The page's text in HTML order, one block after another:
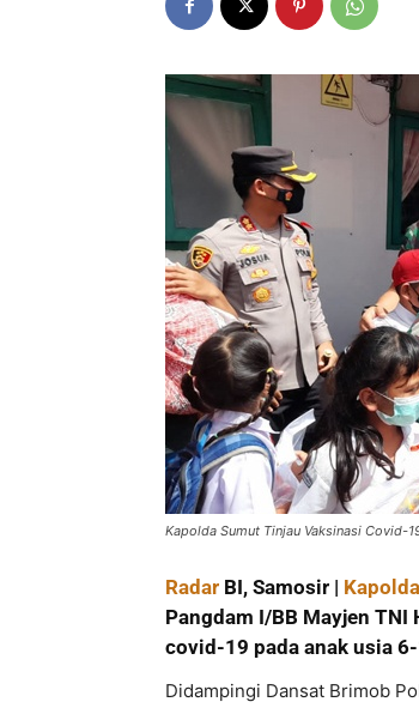
Kapolda Sumut Tinjau Vaksinasi Covid-
Radar BI, Samosir |
Pangdam I/BB Mayjen TNI
covid-19 pada anak usia
Didampingi Dansat Brimob